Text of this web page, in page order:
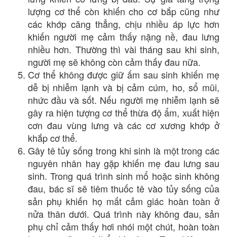
lượng cơ thể còn khiến cho cơ bắp cũng như
các khớp căng thẳng, chịu nhiều áp lực hơn
khiến người mẹ cảm thấy nặng nề, đau lưng
nhiều hơn. Thường thì vài tháng sau khi sinh,
người mẹ sẽ không còn cảm thấy đau nữa.
Cơ thể không được giữ ấm sau sinh khiến mẹ
dễ bị nhiễm lạnh và bị cảm cúm, ho, sổ mũi,
nhức đầu và sốt. Nếu người mẹ nhiễm lạnh sẽ
gây ra hiện tượng cơ thể thừa độ ẩm, xuất hiện
cơn đau vùng lưng và các cơ xương khớp ở
khắp cơ thể.
Gây tê tủy sống trong khi sinh là một trong các
nguyên nhân hay gặp khiến mẹ đau lưng sau
sinh. Trong quá trình sinh mổ hoặc sinh không
đau, bác sĩ sẽ tiêm thuốc tê vào tủy sống của
sản phụ khiến họ mất cảm giác hoàn toàn ở
nửa thân dưới. Quá trình này không đau, sản
phụ chỉ cảm thấy hơi nhói một chút, hoàn toàn